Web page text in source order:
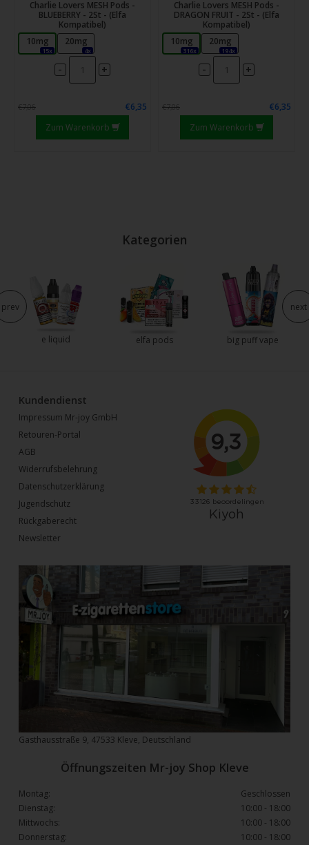
Charlie Lovers MESH Pods -
BLUEBERRY - 2St - (Elfa
Kompatibel)
10mg
15x
20mg
4x
- +
€7,06
€6,35
Zum Warenkorb
Charlie Lovers MESH Pods -
DRAGON FRUIT - 2St - (Elfa
Kompatibel)
10mg
316x
20mg
194x
- +
€7,06
€6,35
Zum Warenkorb
Kategorien
e liquid elfa pods big puff vape
prev next
Kundendienst
Impressum Mr-joy GmbH
Retouren-Portal
AGB
Widerrufsbelehrung
Datenschutzerklärung
Jugendschutz
Rückgaberecht
Newsletter
Gasthausstraße 9, 47533 Kleve, Deutschland
Öffnungszeiten Mr-joy Shop Kleve
Montag:
Geschlossen
Dienstag:
10:00 - 18:00
Mittwochs:
10:00 - 18:00
Donnerstag:
10:00 - 18:00